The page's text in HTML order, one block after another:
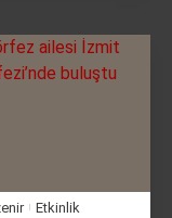
Etkinlik